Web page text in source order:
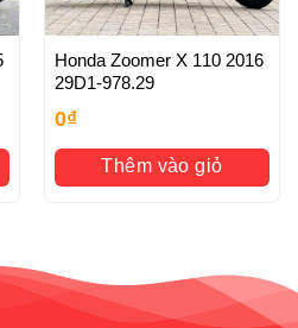
và
ra (đội ngũ chuyên nghiệp làm
quốc-Hỗ trợ sang tên chính
Honda Zoomer X 110 2016
29D1-978.29
0₫
Thêm vào giỏ